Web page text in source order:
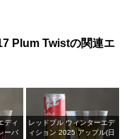
Plum Twistの関連エ
ディ
ーバ
レッドブル ウィンターエデ
ィション 2025 アップル(日